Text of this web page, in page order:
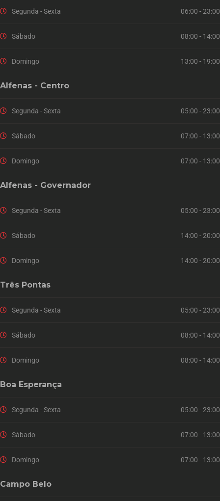
Segunda - Sexta 06:00 - 23:00
Sábado 08:00 - 14:00
Domingo 13:00 - 19:00
Alfenas - Centro
Segunda - Sexta 05:00 - 23:00
Sábado 07:00 - 13:00
Domingo 07:00 - 13:00
Alfenas - Governador
Segunda - Sexta 05:00 - 23:00
Sábado 14:00 - 20:00
Domingo 14:00 - 20:00
Três Pontas
Segunda - Sexta 05:00 - 23:00
Sábado 08:00 - 14:00
Domingo 08:00 - 14:00
Boa Esperança
Segunda - Sexta 05:00 - 23:00
Sábado 07:00 - 13:00
Domingo 07:00 - 13:00
Campo Belo